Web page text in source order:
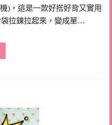
)，這是一款好搭好背又實用
拉鍊拉起來，變成單…